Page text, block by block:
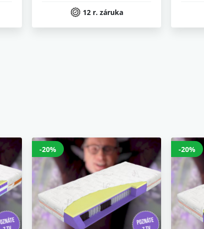
12 r. záruka
-20% -20%